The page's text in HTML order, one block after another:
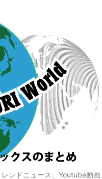
ンドニュース、Youtube動